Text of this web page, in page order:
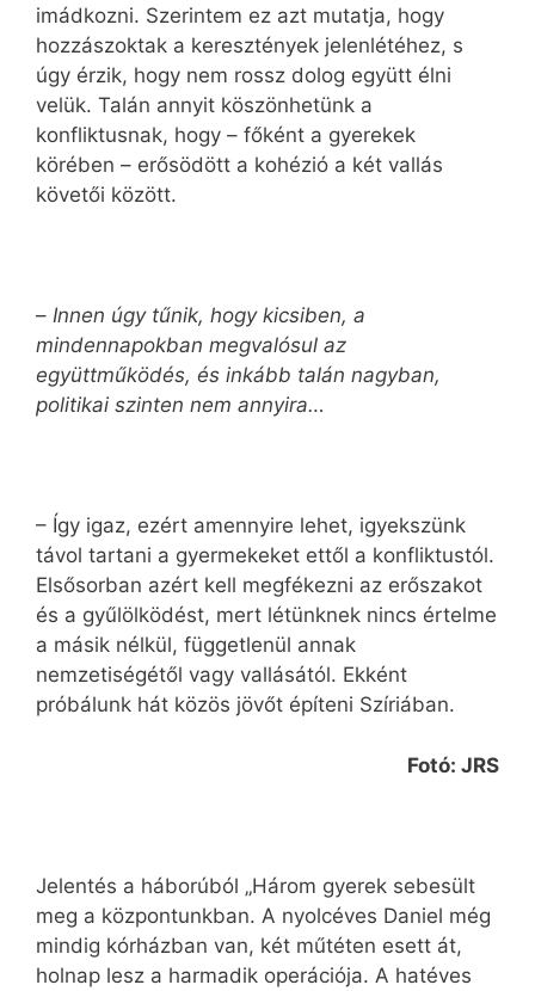
imádkozni. Szerintem ez azt mutatja, hogy
hozzászoktak a keresztények jelenlétéhez, s
úgy érzik, hogy nem rossz dolog együtt élni
velük. Talán annyit köszönhetünk a
konfliktusnak, hogy – főként a gyerekek
körében – erősödött a kohézió a két vallás
követői között.
– Innen úgy tűnik, hogy kicsiben, a
mindennapokban megvalósul az
együttműködés, és inkább talán nagyban,
politikai szinten nem annyira…
– Így igaz, ezért amennyire lehet, igyekszünk
távol tartani a gyermekeket ettől a konfliktustól.
Elsősorban azért kell megfékezni az erőszakot
és a gyűlölködést, mert létünknek nincs értelme
a másik nélkül, függetlenül annak
nemzetiségétől vagy vallásától. Ekként
próbálunk hát közös jövőt építeni Szíriában.
Fotó: JRS
Jelentés a háborúból „Három gyerek sebesült
meg a központunkban. A nyolcéves Daniel még
mindig kórházban van, két műtéten esett át,
holnap lesz a harmadik operációja. A hatéves